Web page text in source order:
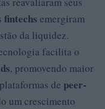
fintechs emergiram
da liquidez.
facilita o
, promovendo maior
de peer-
um crescimento